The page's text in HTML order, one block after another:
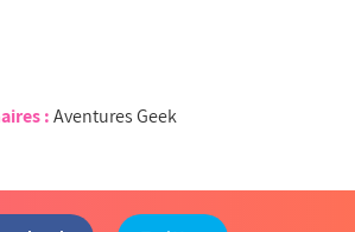
:Aventures Geek